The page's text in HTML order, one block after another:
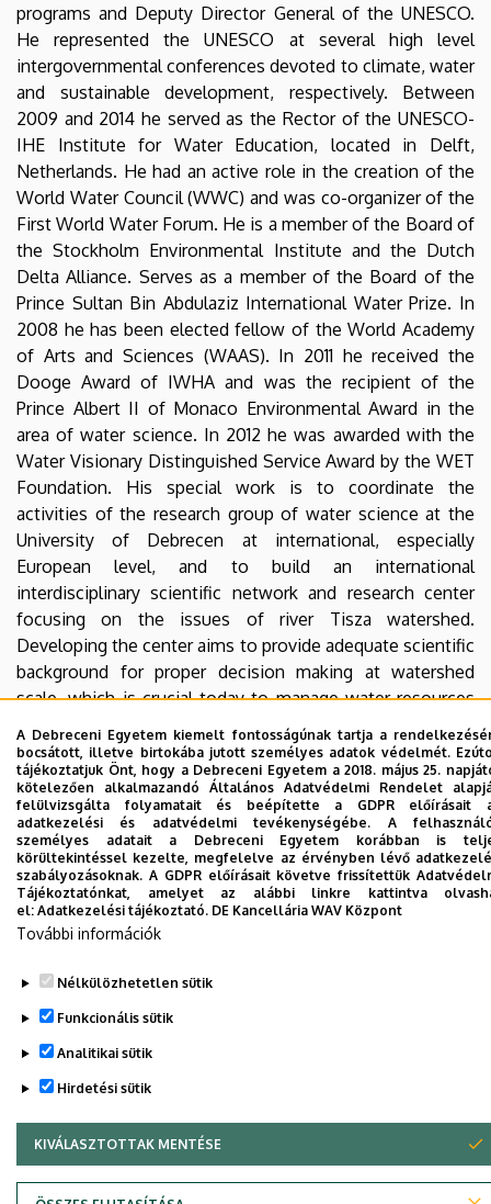
programs and Deputy Director General of the UNESCO.
He represented the UNESCO at several high level
intergovernmental conferences devoted to climate, water
and sustainable development, respectively. Between
2009 and 2014 he served as the Rector of the UNESCO-
IHE Institute for Water Education, located in Delft,
Netherlands. He had an active role in the creation of the
World Water Council (WWC) and was co-organizer of the
First World Water Forum. He is a member of the Board of
the Stockholm Environmental Institute and the Dutch
Delta Alliance. Serves as a member of the Board of the
Prince Sultan Bin Abdulaziz International Water Prize. In
2008 he has been elected fellow of the World Academy
of Arts and Sciences (WAAS). In 2011 he received the
Dooge Award of IWHA and was the recipient of the
Prince Albert II of Monaco Environmental Award in the
area of water science. In 2012 he was awarded with the
Water Visionary Distinguished Service Award by the WET
Foundation. His special work is to coordinate the
activities of the research group of water science at the
University of Debrecen at international, especially
European level, and to build an international
interdisciplinary scientific network and research center
focusing on the issues of river Tisza watershed.
Developing the center aims to provide adequate scientific
background for proper decision making at watershed
scale, which is crucial today to manage water resources
Legutóbb frissítve: 2021. 08. 18. 14:18
A Debreceni Egyetem kiemelt fontosságúnak tartja a
bocsátott, illetve birtokába jutott személyes adatok védelmét.
tájékoztatjuk Önt, hogy a Debreceni Egyetem a 2018. május 25.
kötelezően alkalmazandó Általános Adatvédelmi Rendelet
felülvizsgálta folyamatait és beépítette a GDPR előírásait
adatkezelési és adatvédelmi tevékenységébe. A
személyes adatait a Debreceni Egyetem korábban is
körültekintéssel kezelte, megfelelve az érvényben lévő
szabályozásoknak. A GDPR előírásait követve frissítettük
Tájékoztatónkat, amelyet az alábbi linkre kattintva
el: Adatkezelési tájékoztató. DE Kancellária WAV Központ
További információk
Nélkülözhetetlen sütik
Funkcionális sütik
Analitikai sütik
Hirdetési sütik
KIVÁLASZTOTTAK MENTÉSE
WITHDRAW CONSENT